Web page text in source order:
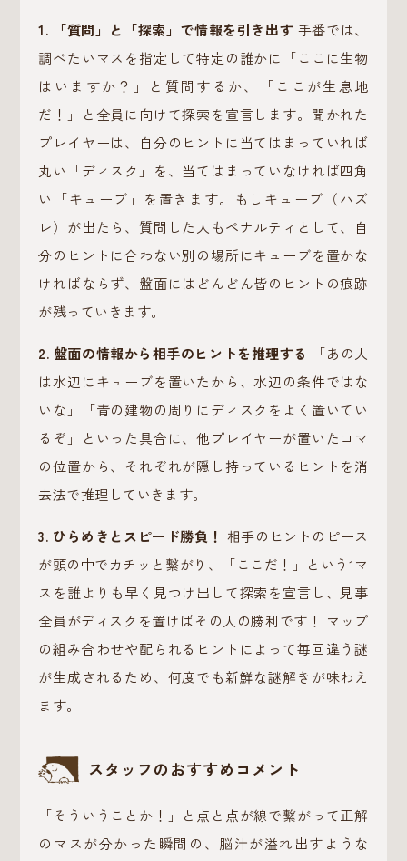
1. 「質問」と「探索」で情報を引き出す 手番では、
調べたいマスを指定して特定の誰かに「ここに生物
はいますか？」と質問するか、「ここが生息地
だ！」と全員に向けて探索を宣言します。聞かれた
プレイヤーは、自分のヒントに当てはまっていれば
丸い「ディスク」を、当てはまっていなければ四角
い「キューブ」を置きます。もしキューブ（ハズ
レ）が出たら、質問した人もペナルティとして、自
分のヒントに合わない別の場所にキューブを置かな
ければならず、盤面にはどんどん皆のヒントの痕跡
が残っていきます。
2. 盤面の情報から相手のヒントを推理する
「あの人
は水辺にキューブを置いたから、水辺の条件ではな
いな」「青の建物の周りにディスクをよく置いてい
るぞ」といった具合に、他プレイヤーが置いたコマ
の位置から、それぞれが隠し持っているヒントを消
去法で推理していきます。
3. ひらめきとスピード勝負！ 相手のヒントのピース
が頭の中でカチッと繋がり、「ここだ！」という1マ
スを誰よりも早く見つけ出して探索を宣言し、見事
全員がディスクを置けばその人の勝利です！ マップ
の組み合わせや配られるヒントによって毎回違う謎
が生成されるため、何度でも新鮮な謎解きが味わえ
ます。
スタッフのおすすめコメント
「そういうことか！」と点と点が線で繋がって正解
のマスが分かった瞬間の、脳汁が溢れ出すような